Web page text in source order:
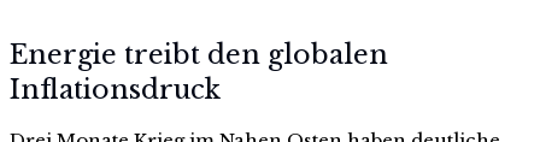
Energie treibt den globalen
Inflationsdruck